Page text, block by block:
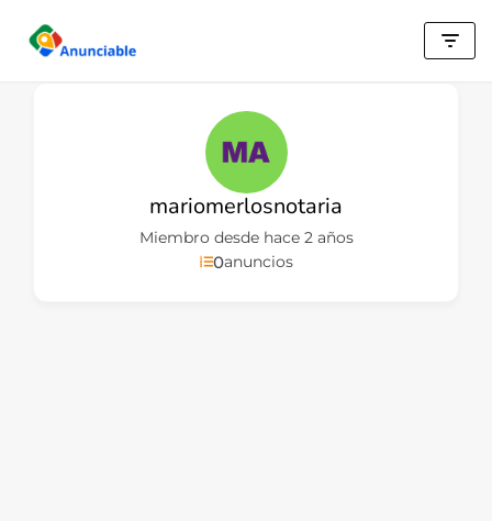
Saltar
mariomerlosnotaria
Miembro desde hace 2 años
0anuncios